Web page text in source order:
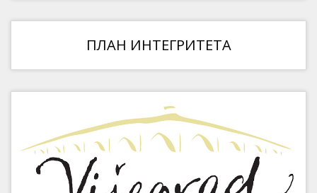
ПЛАН ИНТЕГРИТЕТА